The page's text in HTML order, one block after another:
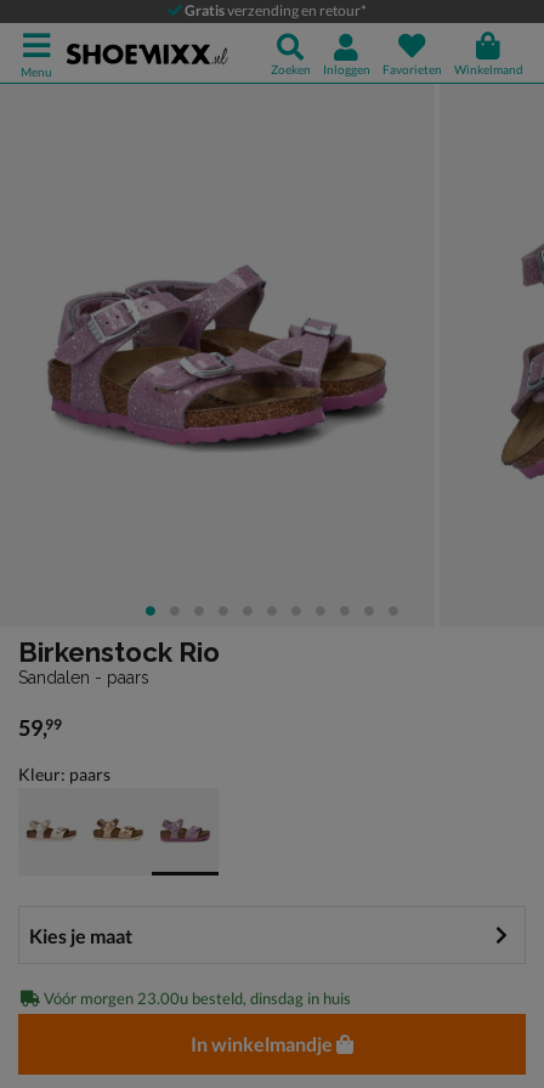
Gratisverzending en retour*
Menu Zoeken Inloggen Favorieten Winkelmand
Birkenstock Rio
Sandalen
Birkenstock Rio
Sandalen - paars
€ 59,99
59,99
Kleur: paars
Vóór morgen 23.00u besteld, dinsdag in huis
In winkelmandje